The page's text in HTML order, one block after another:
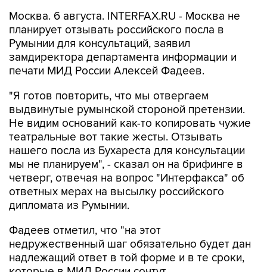
Москва. 6 августа. INTERFAX.RU - Москва не
планирует отзывать российского посла в
Румынии для консультаций, заявил
замдиректора департамента информации и
печати МИД России Алексей Фадеев.
"Я готов повторить, что мы отвергаем
выдвинутые румынской стороной претензии.
Не видим оснований как-то копировать чужие
театральные вот такие жесты. Отзывать
нашего посла из Бухареста для консультации
мы не планируем", - сказал он на брифинге в
четверг, отвечая на вопрос "Интерфакса" об
ответных мерах на высылку российского
дипломата из Румынии.
Фадеев отметил, что "на этот
недружественный шаг обязательно будет дан
надлежащий ответ в той форме и в те сроки,